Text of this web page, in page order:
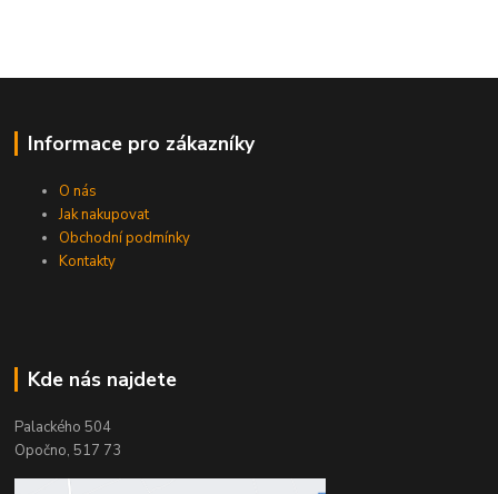
Informace pro zákazníky
O nás
Jak nakupovat
Obchodní podmínky
Kontakty
Kde nás najdete
Palackého 504
Opočno, 517 73